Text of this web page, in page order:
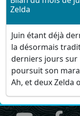
Zelda
Juin étant déjà
la désormais
derniers jours sur
poursuit son
Ah, et deux Zelda